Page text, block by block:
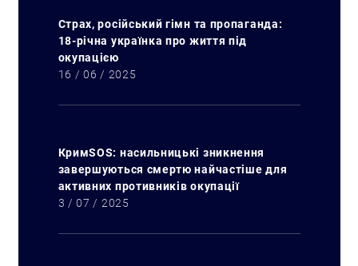
Страх, російський гімн та пропаганда:
18-річна українка про життя під
окупацією
16 / 06 / 2025
КримSOS: насильницькі зникнення
завершуються смертю найчастіше для
активних противників окупації
3 / 07 / 2025